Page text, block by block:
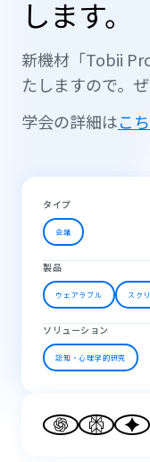
します。
新機材「Tobii
たしますので。
学会の詳細はこ
タイプ
会議
製品
ウェアラブル スク
ソリューション
認知・心理学的研究